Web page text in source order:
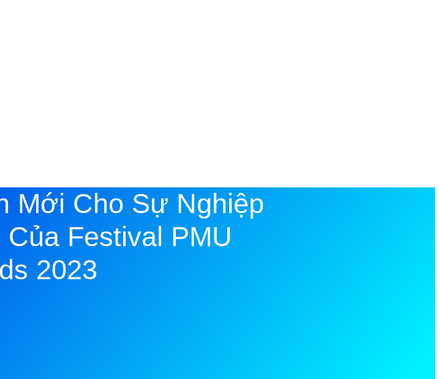
Mới Cho Sự Nghiệp
Của Festival PMU
2023